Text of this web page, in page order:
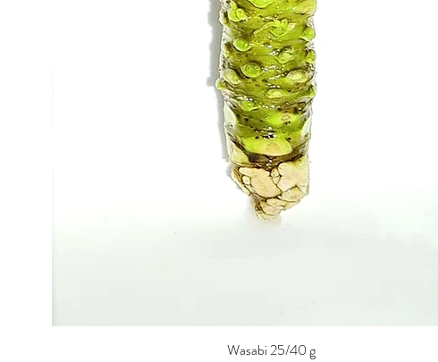
Aperçu rapide
Wasabi 25/40 g